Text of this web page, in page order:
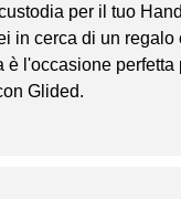
per il tuo
in cerca di un regalo
è l'occasione perfetta
Glided.